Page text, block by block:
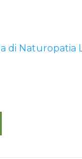
di Naturopatia